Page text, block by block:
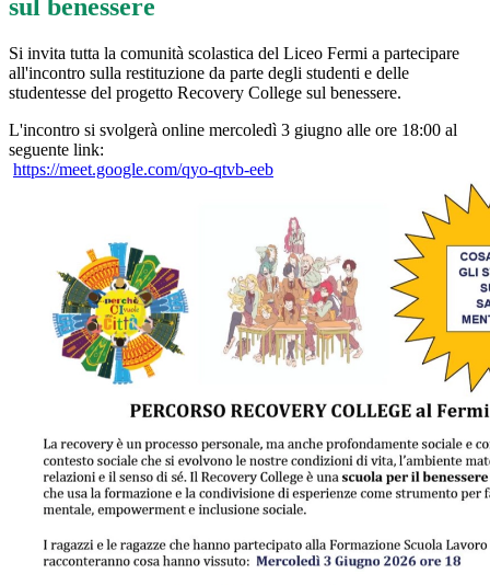
sul benessere
Si invita tutta la comunità scolastica del Liceo Fermi a partecipare
all'incontro sulla restituzione da parte degli studenti e delle
studentesse del progetto Recovery College sul benessere.
L'incontro si svolgerà online mercoledì 3 giugno alle ore 18:00 al
seguente link:
https://meet.google.com/qyo-qtvb-eeb